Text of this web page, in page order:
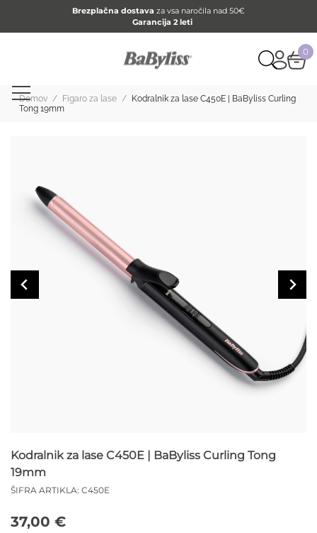
Brezplačna dostava za vsa naročila nad 50€
Garancija 2 leti
0
Domov / Figaro za lase /
Kodralnik za lase C450E | BaByliss Curling
Tong 19mm
Kodralnik za lase C450E | BaByliss Curling Tong
19mm
ŠIFRA ARTIKLA: C450E
37,00 €